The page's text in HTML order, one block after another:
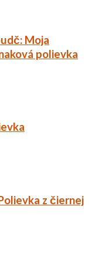
Moja
polievka
z čiernej